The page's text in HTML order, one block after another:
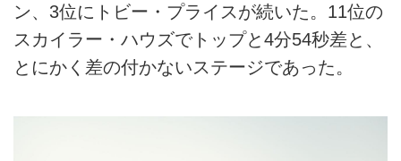
ン、3位にトビー・プライスが続いた。11位の
スカイラー・ハウズでトップと4分54秒差と、
とにかく差の付かないステージであった。